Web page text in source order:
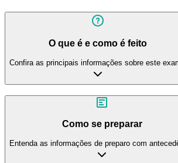
O que é e como é feito
Confira as principais informações sobre este
Como se preparar
Entenda as informações de preparo com